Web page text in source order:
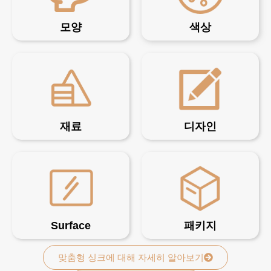
모양 색상
재료 디자인
Surface 패키지
맞춤형 싱크에 대해 자세히 알아보기